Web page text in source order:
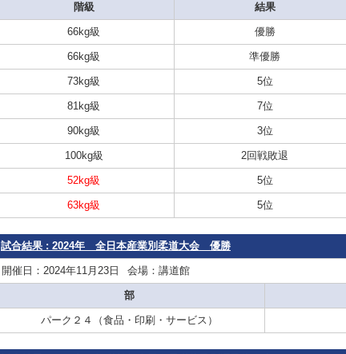
階級 結果
66kg級 優勝
66kg級 準優勝
73kg級 5位
81kg級 7位
90kg級 3位
100kg級 2回戦敗退
52kg級 5位
63kg級 5位
試合結果 : 2024年 全日本産業別柔道大会 優勝
開催日：2024年11月23日 会場：講道館
部
パーク２４（食品・印刷・サービス）